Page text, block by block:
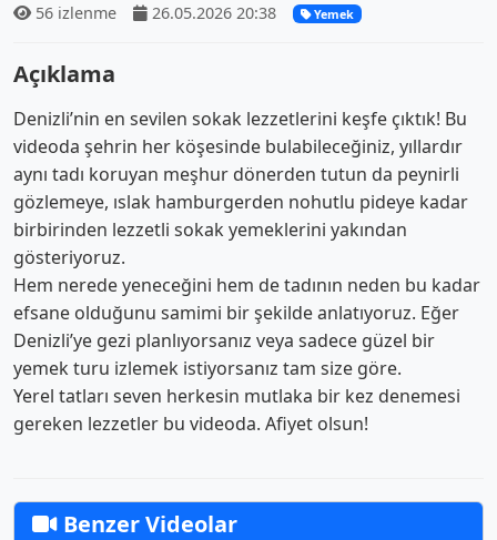
56 izlenme 26.05.2026 20:38 Yemek
Açıklama
Denizli’nin en sevilen sokak lezzetlerini keşfe çıktık! Bu
videoda şehrin her köşesinde bulabileceğiniz, yıllardır
aynı tadı koruyan meşhur dönerden tutun da peynirli
gözlemeye, ıslak hamburgerden nohutlu pideye kadar
birbirinden lezzetli sokak yemeklerini yakından
gösteriyoruz.
Hem nerede yeneceğini hem de tadının neden bu kadar
efsane olduğunu samimi bir şekilde anlatıyoruz. Eğer
Denizli’ye gezi planlıyorsanız veya sadece güzel bir
yemek turu izlemek istiyorsanız tam size göre.
Yerel tatları seven herkesin mutlaka bir kez denemesi
gereken lezzetler bu videoda. Afiyet olsun!
Benzer Videolar